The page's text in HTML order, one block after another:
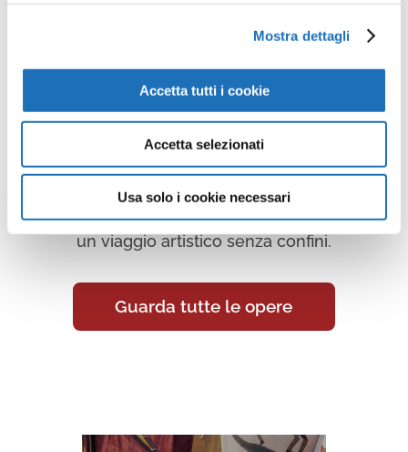
Mostra dettagli
Accetta tutti i cookie
Accetta selezionati
Usa solo i cookie necessari
Opere della
Galleria
Virtuale
Cesenatico nella Galleria Virtuale:
un viaggio artistico senza confini.
Guarda tutte le opere